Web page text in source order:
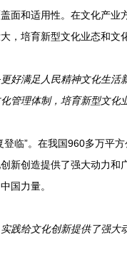
面和适用性。在文化产
，培育新型文化业态和文
好满足人民精神文化生活
管理体制，培育新型文化
”。在我国960多万平方
新创造提供了强大动力
国力量。
践给文化创新提供了强大